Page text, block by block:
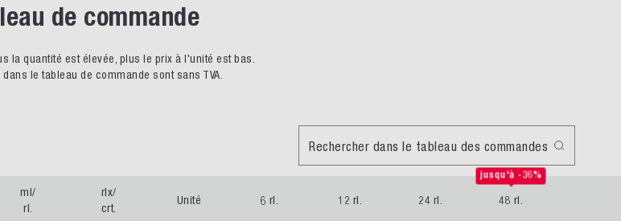
de commande
la quantité est élevée, plus le prix à l'unité est bas.
le tableau de commande sont sans TVA.
Rechercher dans le tableau des commandes
ml/
rl.
rlx/
crt.
Unité 6 rl. 12 rl. 24 rl.
jusqu'à -36%
48 rl.